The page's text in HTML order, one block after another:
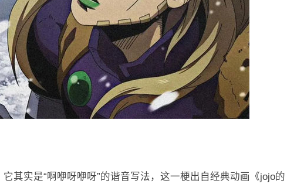
其实是“啊咿呀咿呀”的谐音写法，这一梗出自经典动画《jojo的